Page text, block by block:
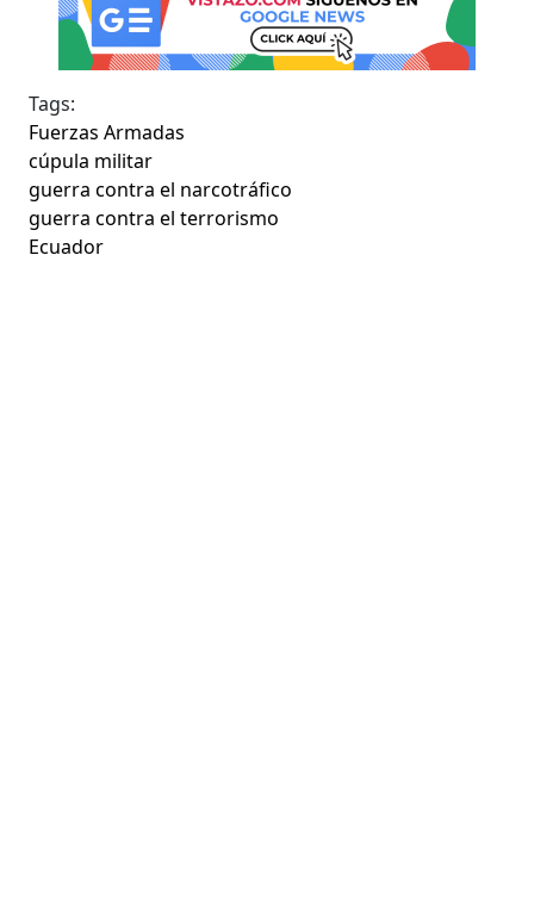
Tags:
Fuerzas Armadas
cúpula militar
guerra contra el narcotráfico
guerra contra el terrorismo
Ecuador